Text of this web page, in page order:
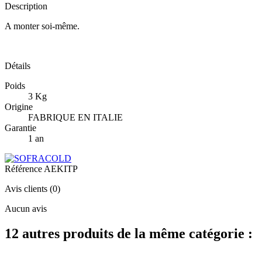
Description
A monter soi-même.
Détails
Poids
3 Kg
Origine
FABRIQUE EN ITALIE
Garantie
1 an
Référence AEKITP
Avis clients (0)
Aucun avis
12 autres produits de la même catégorie :